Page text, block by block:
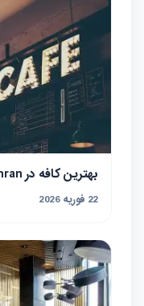
بهترین کافه در Tehran – لیست کامل
22 فوریه 2026